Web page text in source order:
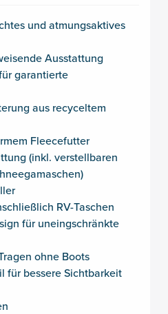
und atmungsaktives
Ausstattung
garantierte
aus recyceltem
Fleecefutter
(inkl. verstellbaren
RV-Taschen
für uneingschränkte
ohne Boots
für bessere Sichtbarkeit